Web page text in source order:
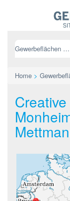
Gewerbeflächen NRW
Home >